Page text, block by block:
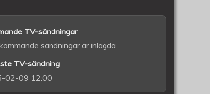
TV-sändningar
sändningar är inlagda
TV-sändning
02-09 12:00